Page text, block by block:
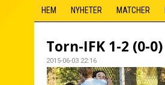
HEM NYHETER MATCHER
Torn-IFK 1-2 (0-0)
2015-06-03 22:16